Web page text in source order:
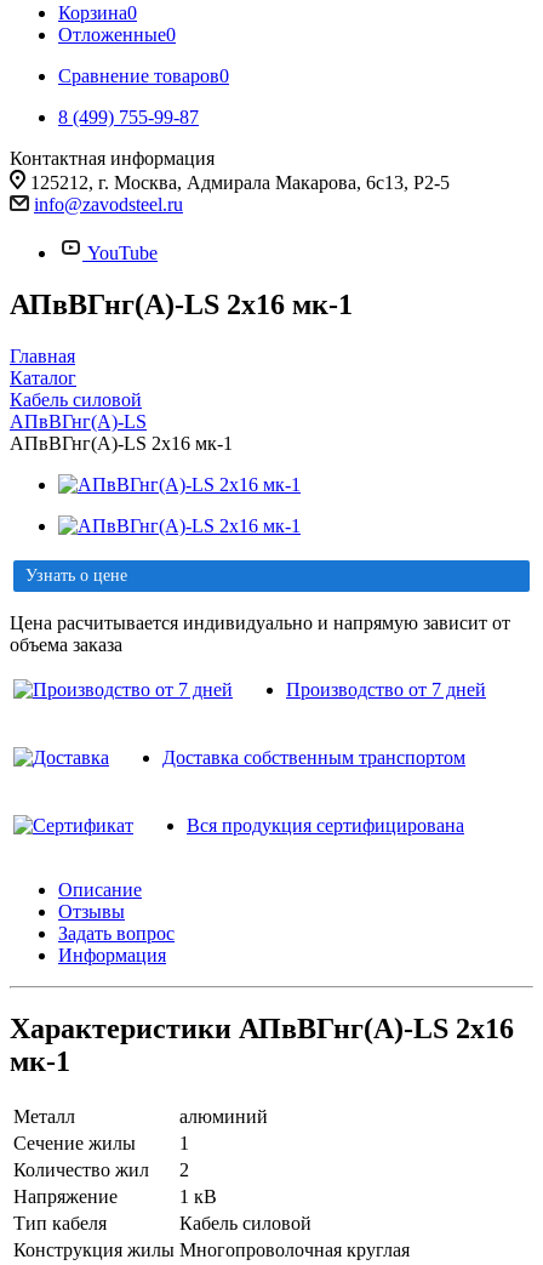
Корзина0
Отложенные0
Сравнение товаров0
8 (499) 755-99-87
Контактная информация
125212, г. Москва, Адмирала Макарова, 6с13, Р2-5
info@zavodsteel.ru
YouTube
АПвВГнг(A)-LS 2х16 мк-1
Главная
Каталог
Кабель силовой
АПвВГнг(A)-LS
АПвВГнг(A)-LS 2х16 мк-1
Узнать о цене
Цена расчитывается индивидуально и напрямую зависит от
объема заказа
Производство от 7 дней
Доставка собственным транспортом
Вся продукция сертифицирована
Описание
Отзывы
Задать вопрос
Информация
Характеристики АПвВГнг(A)-LS 2х16
мк-1
Металл
алюминий
Сечение жилы
1
Количество жил
2
Напряжение
1 кВ
Тип кабеля
Кабель силовой
Конструкция жилы Многопроволочная круглая